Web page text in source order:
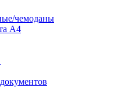
чемоданы
А4